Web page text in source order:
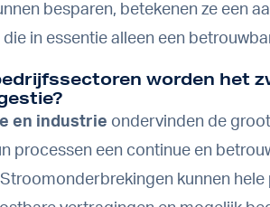
besparen, betekenen ze een
in essentie alleen een
worden het
en industrie ondervinden de
processen een continue en
kunnen